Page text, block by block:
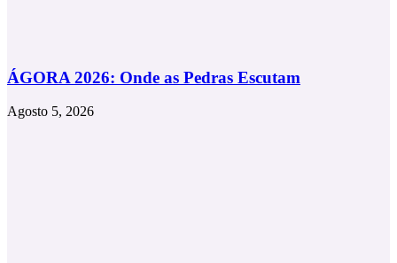
ÁGORA 2026: Onde as Pedras Escutam
Agosto 5, 2026